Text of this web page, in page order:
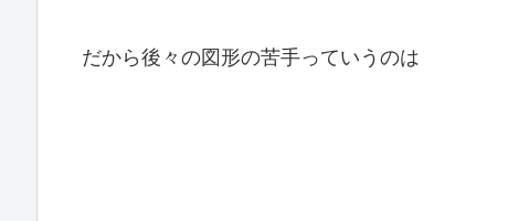
だから後々の図形の苦手っていうのは